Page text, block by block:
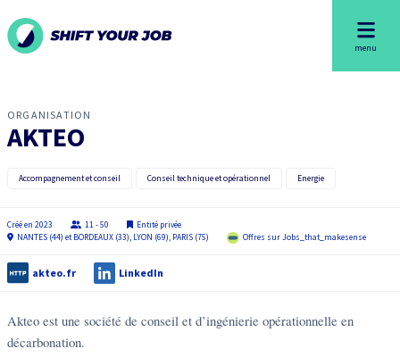
menu
ORGANISATION
AKTEO
Accompagnement et conseil Conseil technique et opérationnel Energie
Créé en 2023 11 - 50
Entité privée
NANTES (44) et BORDEAUX (33), LYON (69), PARIS (75)
Offres sur Jobs_that_makesense
akteo.fr LinkedIn
Akteo est une société de conseil et d’ingénierie opérationnelle en
décarbonation.